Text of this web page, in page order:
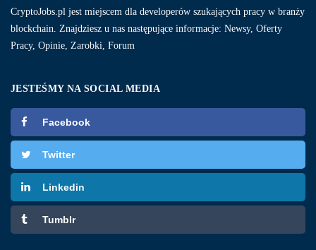
CryptoJobs.pl jest miejscem dla developerów szukających pracy w branży
blockchain. Znajdziesz u nas następujące informacje: Newsy, Oferty
Pracy, Opinie, Zarobki, Forum
JESTEŚMY NA SOCIAL MEDIA
Facebook
Twitter
Linkedin
Tumblr